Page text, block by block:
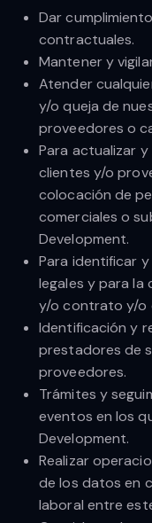
Dar
contractuales.
Mantener y
Atender
y/o queja de
proveedores o
Para actualizar
clientes y/o
colocación de
comerciales o
Development.
Para identificar
legales y para la
y/o contrato y/o
Identificación y
prestadores de
proveedores.
Trámites y
eventos en los
Development.
Realizar
de los datos en
laboral entre